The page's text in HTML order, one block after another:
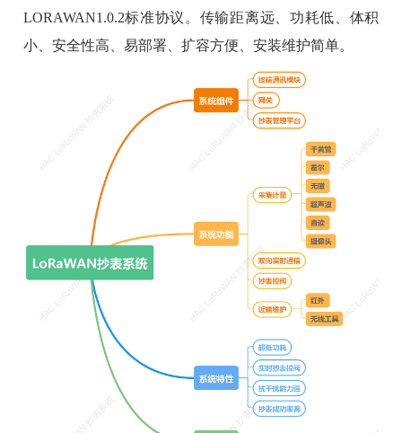
LORAWAN1.0.2标准协议 。 传输距离远、功耗低、体积
小、安全性高、易部署、扩容方便、安装维护简单。